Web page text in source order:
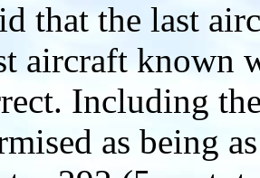
that the last
aircraft known
Including
as being